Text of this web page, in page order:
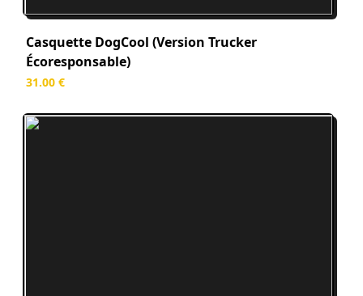
Casquette DogCool (version Trucker
Écoresponsable)
31.00 €